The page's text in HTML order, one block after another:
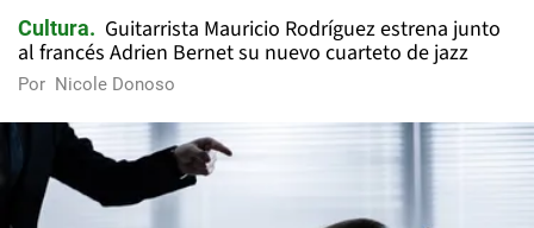
Cultura
Guitarrista Mauricio Rodríguez estrena junto
al francés Adrien Bernet su nuevo cuarteto de jazz
Por Nicole Donoso